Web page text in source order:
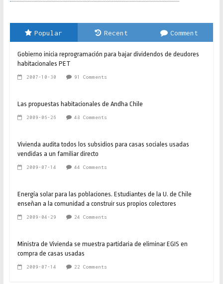
Popular Recent Comment
Gobierno inicia reprogramación para bajar dividendos de deudores
habitacionales PET
2007-10-30 91 Comments
Las propuestas habitacionales de Andha Chile
2009-06-26 48 Comments
Vivienda audita todos los subsidios para casas sociales usadas
vendidas a un familiar directo
2009-07-14 44 Comments
Energía solar para las poblaciones. Estudiantes de la U. de Chile
enseñan a la comunidad a construir sus propios colectores
2009-04-29 24 Comments
Ministra de Vivienda se muestra partidaria de eliminar EGIS en
compra de casas usadas
2009-07-14 22 Comments